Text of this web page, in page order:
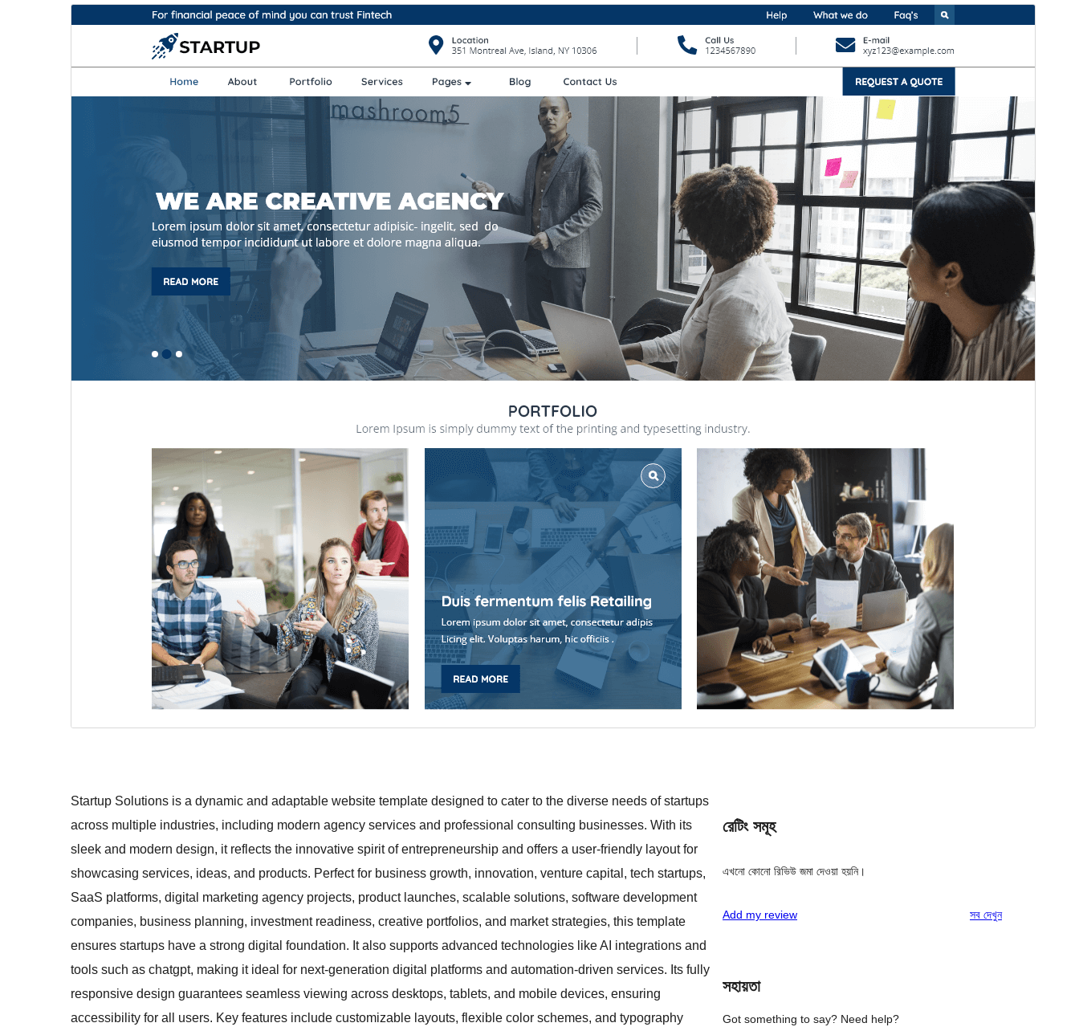
বাণিজ্যিক থিম
This theme is free but offers additional paid
Version
সর্বশেষ হালনাগাদ
আগস্ট 5, 2026
সক্রিয় ইনস্টলেশনসমূহ
ওয়ার্ডপ্রেস সংস্করণ
5.0
পিএইচপি সংস্করণ
7.2
থিম হোমপেজ
Startup Solutions is a dynamic and adaptable website template designed to cater to the diverse needs of startups
across multiple industries, including modern agency services and professional consulting businesses. With its
sleek and modern design, it reflects the innovative spirit of entrepreneurship and offers a user-friendly layout for
showcasing services, ideas, and products. Perfect for business growth, innovation, venture capital, tech startups,
SaaS platforms, digital marketing agency projects, product launches, scalable solutions, software development
companies, business planning, investment readiness, creative portfolios, and market strategies, this template
ensures startups have a strong digital foundation. It also supports advanced technologies like AI integrations and
tools such as chatgpt, making it ideal for next-generation digital platforms and automation-driven services. Its fully
responsive design guarantees seamless viewing across desktops, tablets, and mobile devices, ensuring
accessibility for all users. Key features include customizable layouts, flexible color schemes, and typography
রেটিং সমূহ
এখনো কোনো রিভিউ জমা দেওয়া হয়নি।
Add my review সবরিভিউ
দেখুন
সহায়তা
Got something to say? Need help?